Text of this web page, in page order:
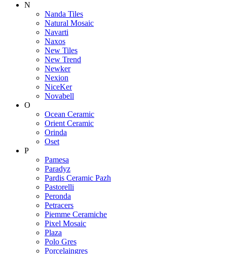
N
Nanda Tiles
Natural Mosaic
Navarti
Naxos
New Tiles
New Trend
Newker
Nexion
NiceKer
Novabell
O
Ocean Ceramic
Orient Ceramic
Orinda
Oset
P
Pamesa
Paradyz
Pardis Ceramic Pazh
Pastorelli
Peronda
Petracers
Piemme Ceramiche
Pixel Mosaic
Plaza
Polo Gres
Porcelaingres